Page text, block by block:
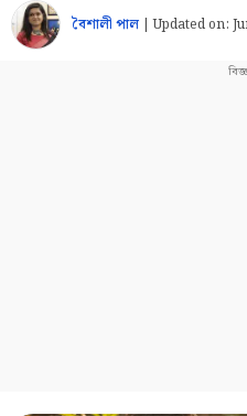
বৈশালী পাল |Updated on: